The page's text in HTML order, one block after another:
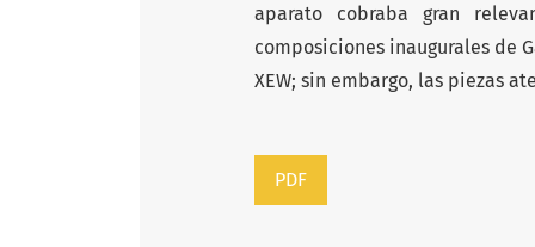
aparato cobraba gran
composiciones inaugurales de
XEW; sin embargo, las piezas
PDF